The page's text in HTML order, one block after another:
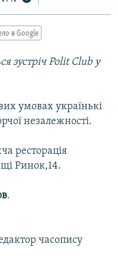
в Google
зустріч Polit Club у
умовах українькі
незалежності.
ресторація
Ринок,14.
.
часопису